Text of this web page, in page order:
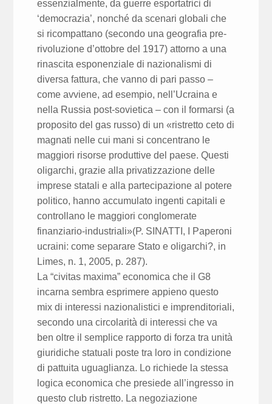
essenzialmente, da guerre esportatrici di
‘democrazia’, nonché da scenari globali che
si ricompattano (secondo una geografia pre-
rivoluzione d’ottobre del 1917) attorno a una
rinascita esponenziale di nazionalismi di
diversa fattura, che vanno di pari passo –
come avviene, ad esempio, nell’Ucraina e
nella Russia post-sovietica – con il formarsi (a
proposito del gas russo) di un «ristretto ceto di
magnati nelle cui mani si concentrano le
maggiori risorse produttive del paese. Questi
oligarchi, grazie alla privatizzazione delle
imprese statali e alla partecipazione al potere
politico, hanno accumulato ingenti capitali e
controllano le maggiori conglomerate
finanziario-industriali»(P. SINATTI, I Paperoni
ucraini: come separare Stato e oligarchi?, in
Limes, n. 1, 2005, p. 287).
La “civitas maxima” economica che il G8
incarna sembra esprimere appieno questo
mix di interessi nazionalistici e imprenditoriali,
secondo una circolarità di interessi che va
ben oltre il semplice rapporto di forza tra unità
giuridiche statuali poste tra loro in condizione
di pattuita uguaglianza. Lo richiede la stessa
logica economica che presiede all’ingresso in
questo club ristretto. La negoziazione